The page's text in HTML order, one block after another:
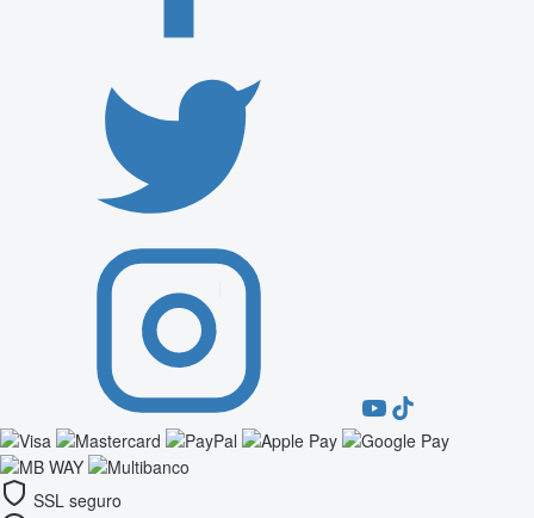
SSL seguro